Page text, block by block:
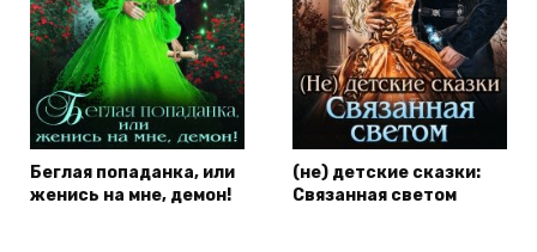
Беглая попаданка, или
женись на мне, демон!
(не) детские сказки:
Связанная светом